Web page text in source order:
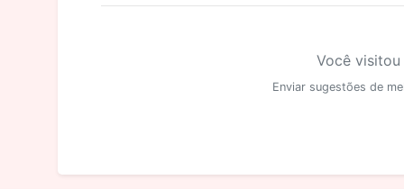
Você
Enviar sugestões de